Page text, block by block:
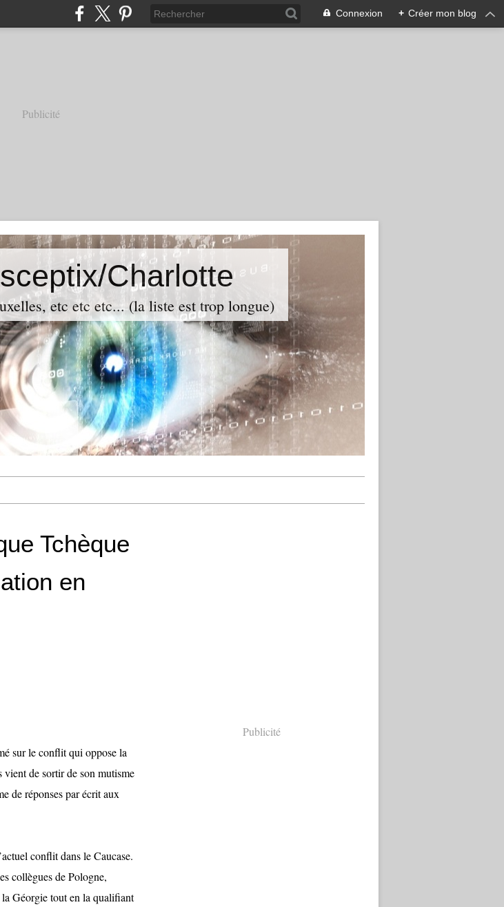
Connexion + Créer mon blog
Publicité
Charlotte
etc etc etc... (la liste est trop longue)
Tchèque
en
sur le conflit qui oppose la
de sortir de son mutisme
de réponses par écrit aux
conflit dans le Caucase.
collègues de Pologne,
Géorgie tout en la qualifiant
Publicité